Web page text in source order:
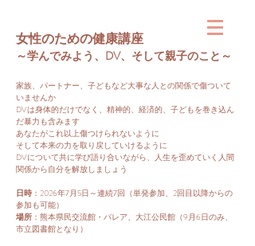
女性のための健康講座
～学んでみよう、DV、そして親子のこと～​
家族、パートナー、子どもなど大事な人との関係で傷ついて
いませんか
DVは身体的だけでなく、精神的、経済的、子どもを巻き込ん
だ暴力も含みます
あなたがこれ以上傷つけられないように
そして本来の力を取り戻していけるように
DVについて共に学び語り合いながら、人生を歪めていく人間
関係から自分を解放しましょう
日時 ：2026年7月5日～連続7回（単発参加、2回目以降からの
参加も可能）
場所 ：熊本県民交流館・パレア、大江公民館（9月6日のみ、
市立図書館となり）